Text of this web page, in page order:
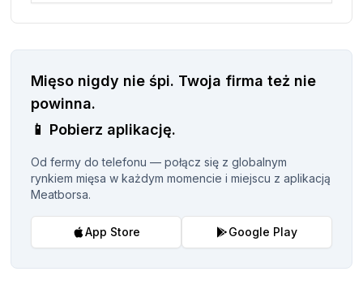
Mięso nigdy nie śpi. Twoja firma też nie
powinna.
📱 Pobierz aplikację.
Od fermy do telefonu — połącz się z globalnym
rynkiem mięsa w każdym momencie i miejscu z aplikacją
Meatborsa.
App Store Google Play